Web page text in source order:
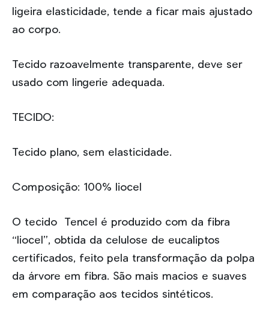
ligeira elasticidade, tende a ficar mais ajustado
ao corpo.
Tecido razoavelmente transparente, deve ser
usado com lingerie adequada.
TECIDO:
Tecido plano, sem elasticidade.
Composição: 100% liocel
O tecido Tencel é produzido com da fibra
“liocel”, obtida da celulose de eucaliptos
certificados, feito pela transformação da polpa
da árvore em fibra. São mais macios e suaves
em comparação aos tecidos sintéticos.